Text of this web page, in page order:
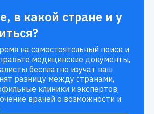
в какой стране и у
на самостоятельный поиск и
медицинские документы,
бесплатно изучат ваш
разницу между странами,
клиники и экспертов,
врачей о возможности и